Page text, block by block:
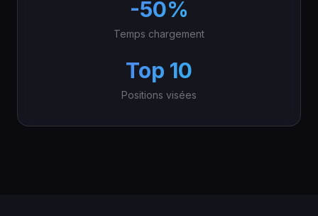
-50%
Temps chargement
Top 10
Positions visées